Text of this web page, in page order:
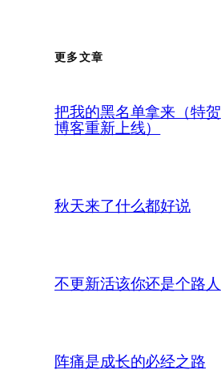
更多文章
把我的黑名单拿来（特贺
博客重新上线）
秋天来了什么都好说
不更新活该你还是个路人
阵痛是成长的必经之路